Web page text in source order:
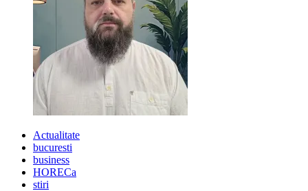
prevenirea
traficului
de
persoane
Actualitate
bucuresti
business
HORECa
stiri